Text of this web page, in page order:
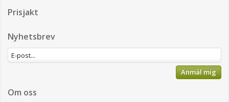
Prisjakt
Nyhetsbrev
Anmäl mig
Om oss